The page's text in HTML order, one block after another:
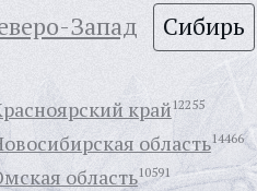
Запад Сибирь
край12255
область14466
область10591